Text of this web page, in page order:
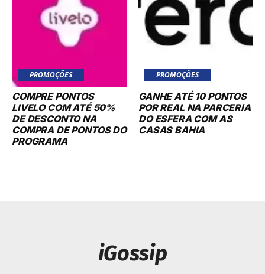
PROMOÇÕES
COMPRE PONTOS
LIVELO COM ATÉ 50%
DE DESCONTO NA
COMPRA DE PONTOS DO
PROGRAMA
PROMOÇÕES
GANHE ATÉ 10 PONTOS
POR REAL NA PARCERIA
DO ESFERA COM AS
CASAS BAHIA
iGossip